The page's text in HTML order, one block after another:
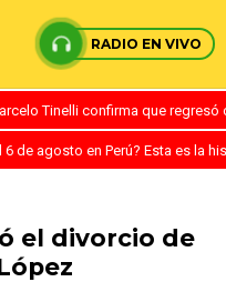
RADIO EN VIVO
Tinelli confirma que
6 de agosto en Perú? Esta es la
el divorcio de